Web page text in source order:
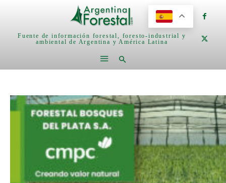
Fuente de información forestal, foresto-industrial y
ambiental de Argentina y América Latina